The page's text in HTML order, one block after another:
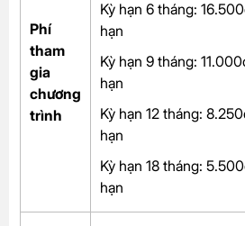
Phí
tham
gia
chương
trình
Kỳ hạn 6 tháng:
hạn
Kỳ hạn 9 tháng:
hạn
Kỳ hạn 12 tháng:
hạn
Kỳ hạn 18 tháng:
hạn